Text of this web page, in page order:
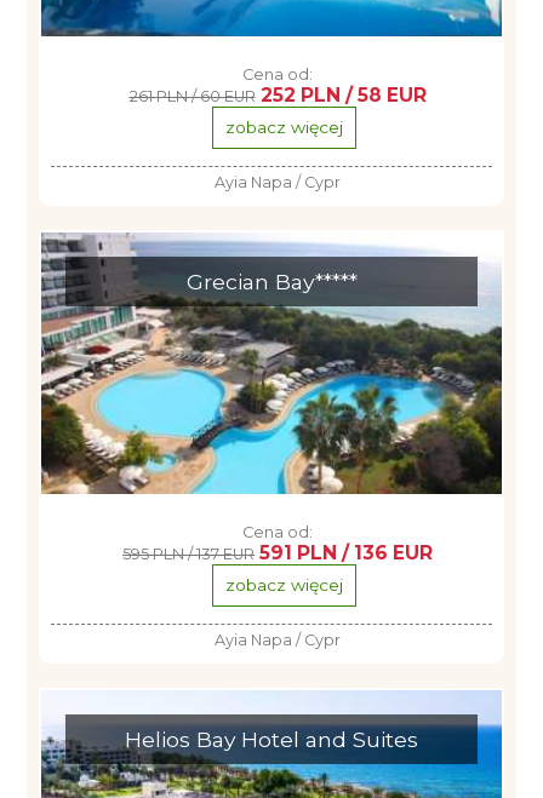
Cena od:
261 PLN / 60 EUR 252 PLN / 58 EUR
zobacz więcej
Ayia Napa / Cypr
Grecian Bay*****
Cena od:
595 PLN / 137 EUR 591 PLN / 136 EUR
zobacz więcej
Ayia Napa / Cypr
Helios Bay Hotel and Suites